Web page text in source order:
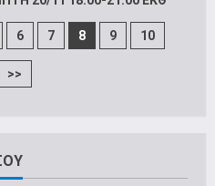
6 7 8 9 10
>>